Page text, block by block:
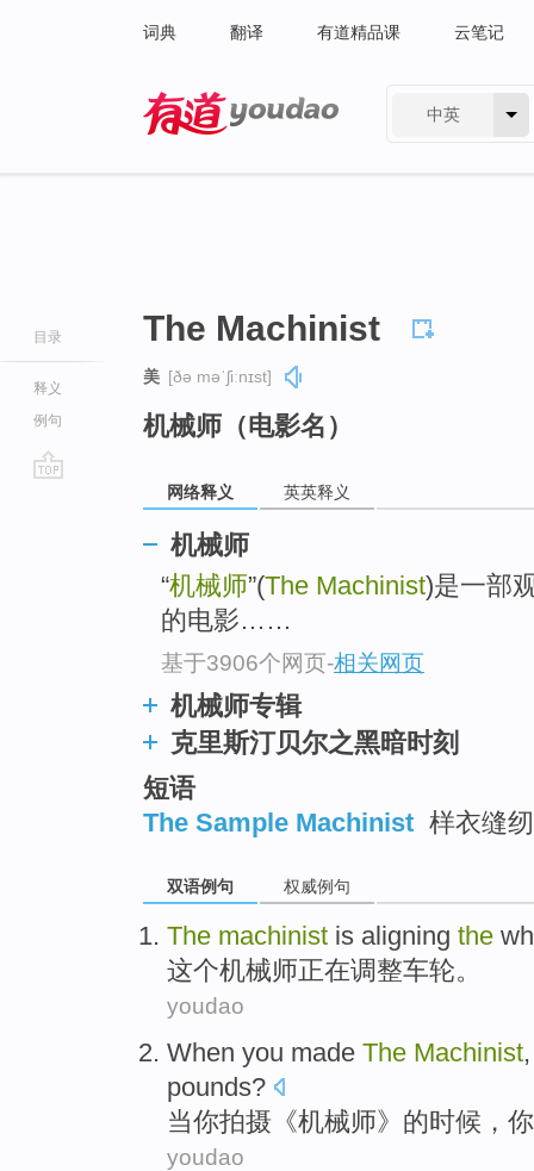
词典 翻译 有道精品课 云笔记
中英
目录
释义
例句
The Machinist
美 [ðə məˈʃiːnɪst]
机械师（电影名）
网络释义 英英释义
机械师
“机械师”(The Machinist)是一部
的电影……
基于3906个网页-相关网页
机械师专辑
克里斯汀贝尔之黑暗时刻
短语
The Sample Machinist 样衣缝
双语例句 权威例句
The machinist is aligning the
这个机械师正在调整车轮。
youdao
When you made The Machinist
pounds?
当你拍摄《机械师》的时候，
youdao